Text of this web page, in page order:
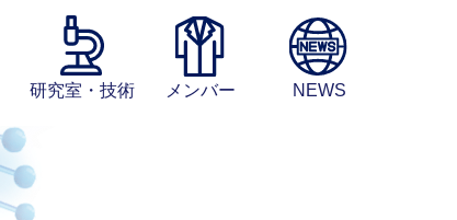
研究室・技術 メンバー NEWS